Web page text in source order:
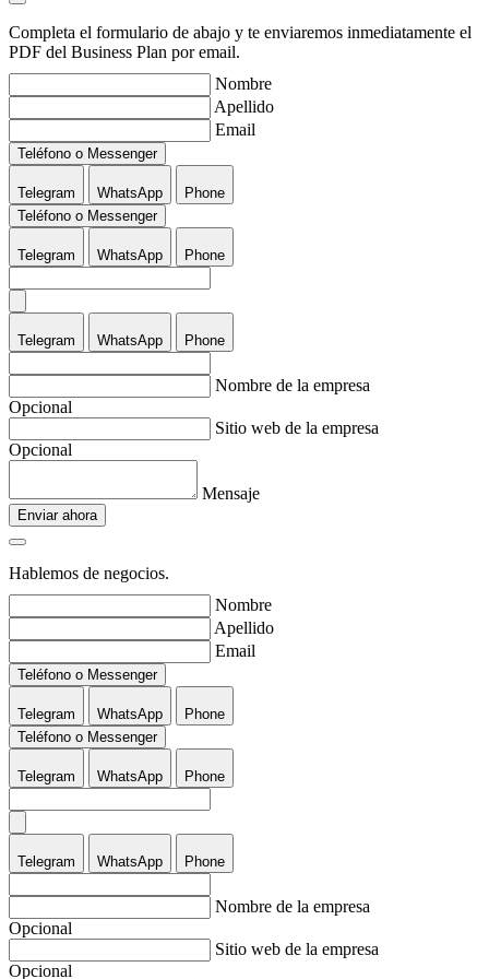
Completa el formulario de abajo y te enviaremos inmediatamente el
PDF del Business Plan por email.
Nombre
Apellido
Email
Teléfono o Messenger
Telegram WhatsApp
Phone
Teléfono o Messenger
Telegram WhatsApp Phone
Telegram WhatsApp Phone
Nombre de la empresa
Opcional
Sitio web de la empresa
Opcional
Mensaje
Enviar ahora
Hablemos de negocios.
Nombre
Apellido
Email
Teléfono o Messenger
Telegram WhatsApp
Phone
Teléfono o Messenger
Telegram WhatsApp Phone
Telegram WhatsApp Phone
Nombre de la empresa
Opcional
Sitio web de la empresa
Opcional